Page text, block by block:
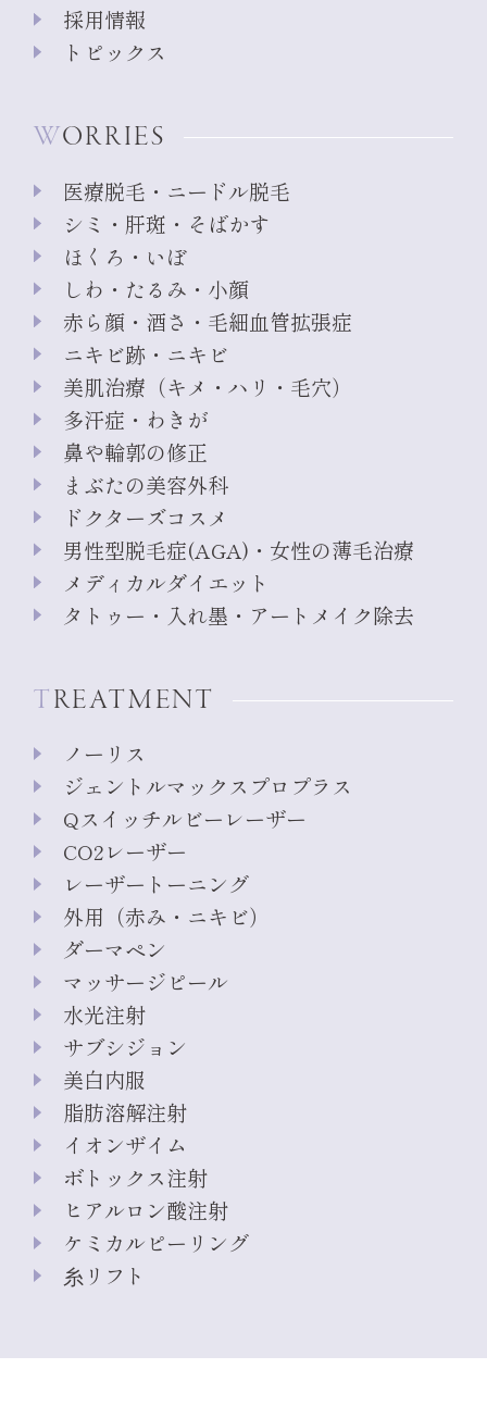
採用情報
トピックス
WORRIES
医療脱毛・ニードル脱毛
シミ・肝斑・そばかす
ほくろ・いぼ
しわ・たるみ・小顔
赤ら顔・酒さ・毛細血管拡張症
ニキビ跡・ニキビ
美肌治療（キメ・ハリ・毛穴）
多汗症・わきが
鼻や輪郭の修正
まぶたの美容外科
ドクターズコスメ
男性型脱毛症(AGA)・女性の薄毛治療
メディカルダイエット
タトゥー・入れ墨・アートメイク除去
TREATMENT
ノーリス
ジェントルマックスプロプラス
Qスイッチルビーレーザー
CO2レーザー
レーザートーニング
外用（赤み・ニキビ）
ダーマペン
マッサージピール
水光注射
サブシジョン
美白内服
脂肪溶解注射
イオンザイム
ボトックス注射
ヒアルロン酸注射
ケミカルピーリング
糸リフト